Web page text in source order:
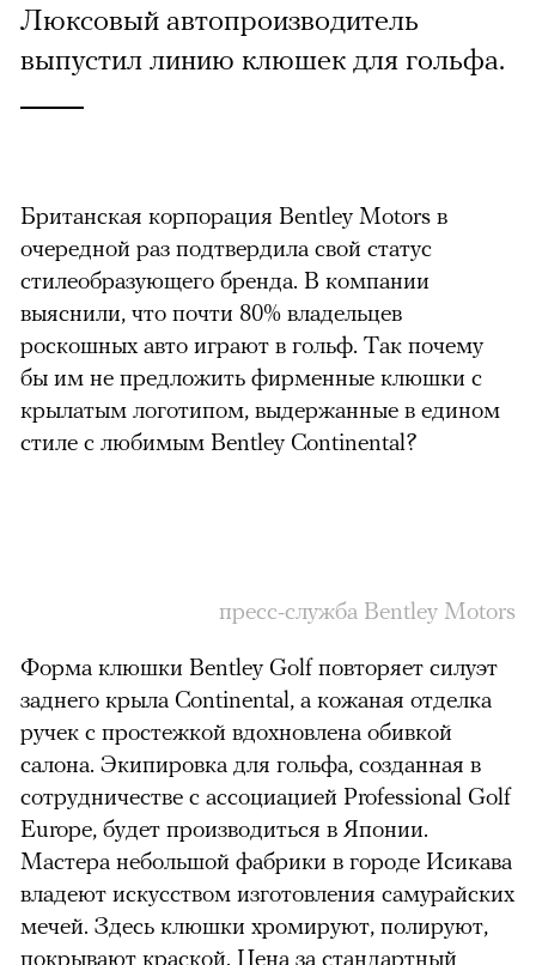
Люксовый автопроизводитель
выпустил линию клюшек для гольфа.
Британская корпорация Bentley Motors в
очередной раз подтвердила свой статус
стилеобразующего бренда. В компании
выяснили, что почти 80% владельцев
роскошных авто играют в гольф. Так почему
бы им не предложить фирменные клюшки с
крылатым логотипом, выдержанные в едином
стиле с любимым Bentley Continental?
пресс-служба Bentley Motors
Форма клюшки Bentley Golf повторяет силуэт
заднего крыла Continental, а кожаная отделка
ручек с простежкой вдохновлена обивкой
салона. Экипировка для гольфа, созданная в
сотрудничестве с ассоциацией Professional Golf
Europe, будет производиться в Японии.
Мастера небольшой фабрики в городе Исикава
владеют искусством изготовления самурайских
мечей. Здесь клюшки хромируют, полируют,
покрывают краской. Цена за стандартный